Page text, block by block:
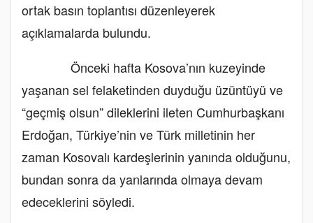
ortak basın toplantısı düzenleyerek
açıklamalarda bulundu.
Önceki hafta Kosova’nın kuzeyinde
yaşanan sel felaketinden duyduğu üzüntüyü ve
“geçmiş olsun” dileklerini ileten Cumhurbaşkanı
Erdoğan, Türkiye’nin ve Türk milletinin her
zaman Kosovalı kardeşlerinin yanında olduğunu,
bundan sonra da yanlarında olmaya devam
edeceklerini söyledi.